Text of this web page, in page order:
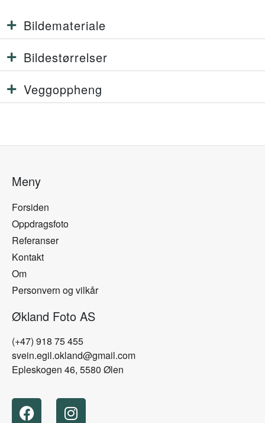
Bildemateriale
Bildestørrelser
Veggoppheng
Meny
Forsiden
Oppdragsfoto
Referanser
Kontakt
Om
Personvern og vilkår
Økland Foto AS
(+47) 918 75 455
svein.egil.okland@gmail.com
Epleskogen 46, 5580 Ølen